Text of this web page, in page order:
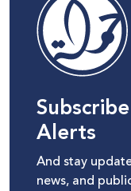
Alerts
And stay
news, and